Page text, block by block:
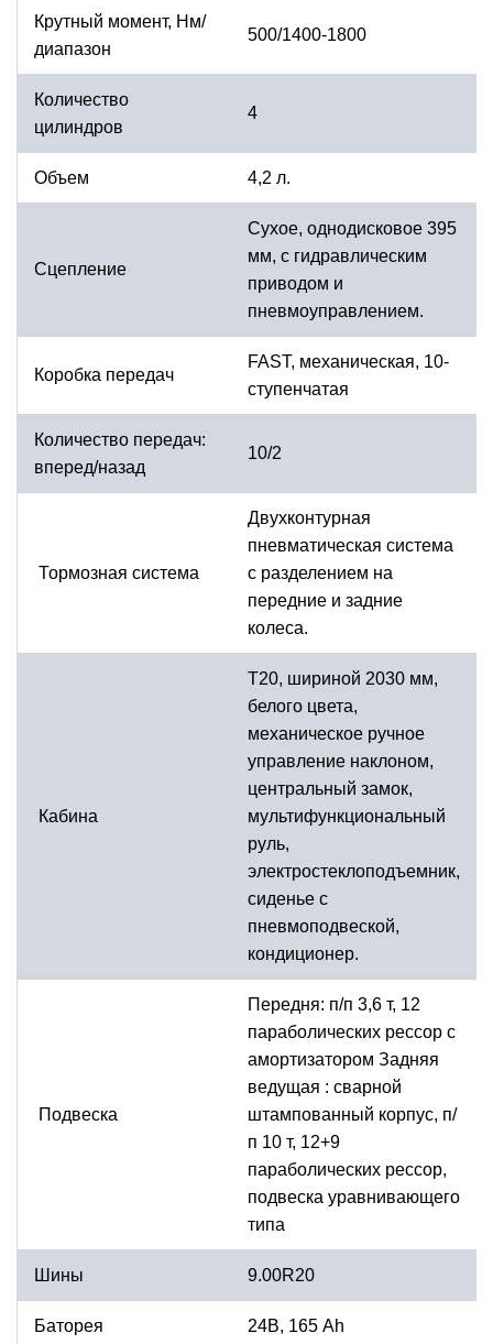
Крутный момент, Нм/
диапазон
500/1400-1800
Количество
цилиндров
4
Объем 4,2 л.
Сцепление
Сухое, однодисковое 395
мм, с гидравлическим
приводом и
пневмоуправлением.
Коробка передач
FAST, механическая, 10-
ступенчатая
Количество передач:
вперед/назад
10/2
Тормозная система
Двухконтурная
пневматическая система
с разделением на
передние и задние
колеса.
Кабина
T20, шириной 2030 мм,
белого цвета,
механическое ручное
управление наклоном,
центральный замок,
мультифункциональный
руль,
электростеклоподъемник,
сиденье с
пневмоподвеской,
кондиционер.
Подвеска
Передня: п/п 3,6 т, 12
параболических рессор с
амортизатором Задняя
ведущая : сварной
штампованный корпус, п/
п 10 т, 12+9
параболических рессор,
подвеска уравнивающего
типа
Шины 9.00R20
Баторея 24В, 165 Ah